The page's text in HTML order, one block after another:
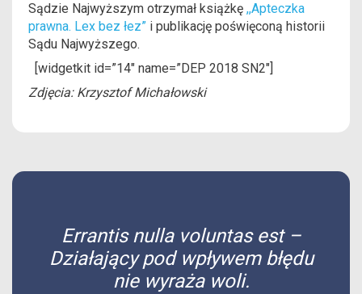
Sądzie Najwyższym otrzymał książkę ,,Apteczka
prawna. Lex bez łez” i publikację poświęconą historii
Sądu Najwyższego.
[widgetkit id=”14″ name=”DEP 2018 SN2″]
Zdjęcia: Krzysztof Michałowski
Errantis nulla voluntas est –
Działający pod wpływem błędu
nie wyraża woli.